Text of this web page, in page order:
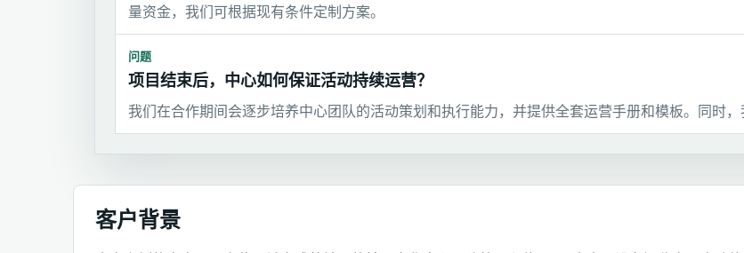
量资金，我们可根据现有条件定制方案。
问题
项目结束后，中心如何保证活动持续运营？
我们在合作期间会逐步培养中心团队的活动策划和执行能力，并提供全套运营手册和模板。同时
客户背景